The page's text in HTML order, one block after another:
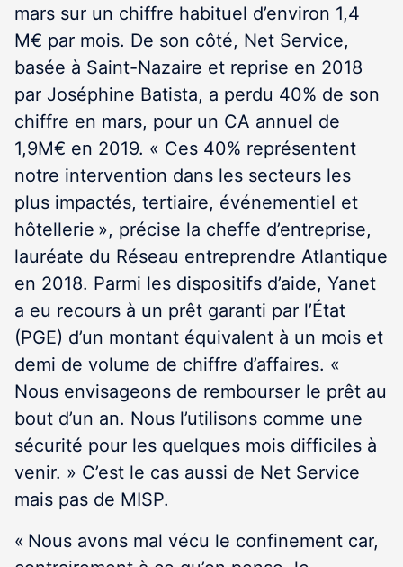
mars sur un chiffre habituel d’environ 1,4
M€ par mois. De son côté, Net Service,
basée à Saint-Nazaire et reprise en 2018
par Joséphine Batista, a perdu 40% de son
chiffre en mars, pour un CA annuel de
1,9M€ en 2019. « Ces 40% représentent
notre intervention dans les secteurs les
plus impactés, tertiaire, événementiel et
hôtellerie », précise la cheffe d’entreprise,
lauréate du Réseau entreprendre Atlantique
en 2018. Parmi les dispositifs d’aide, Yanet
a eu recours à un prêt garanti par l’État
(PGE) d’un montant équivalent à un mois et
demi de volume de chiffre d’affaires. «
Nous envisageons de rembourser le prêt au
bout d’un an. Nous l’utilisons comme une
sécurité pour les quelques mois difficiles à
venir. » C’est le cas aussi de Net Service
mais pas de MISP.
« Nous avons mal vécu le confinement car,